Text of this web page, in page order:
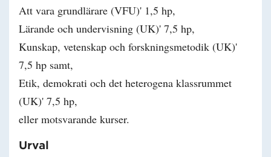
Att vara grundlärare (VFU)' 1,5 hp,
Lärande och undervisning (UK)' 7,5 hp,
Kunskap, vetenskap och forskningsmetodik (UK)'
7,5 hp samt,
Etik, demokrati och det heterogena klassrummet
(UK)' 7,5 hp,
eller motsvarande kurser.
Urval